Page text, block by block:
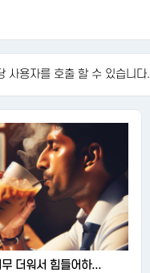
사용자를 호출 할 수 있습니다.
더워서 힘들어하...